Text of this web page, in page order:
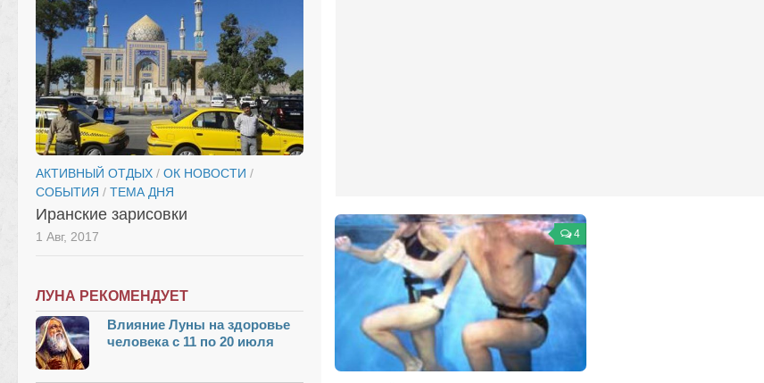
4
АКТИВНЫЙ ОТДЫХ / ОК НОВОСТИ /
СОБЫТИЯ / ТЕМА ДНЯ
Иранские зарисовки
1 Авг, 2017
ЛУНА РЕКОМЕНДУЕТ
Влияние Луны на здоровье
человека с 11 по 20 июля